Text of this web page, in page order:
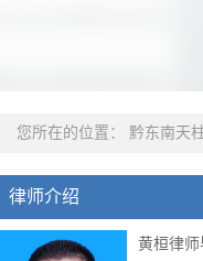
您所在的位置： 黔东南天
律师介绍
黄桓律